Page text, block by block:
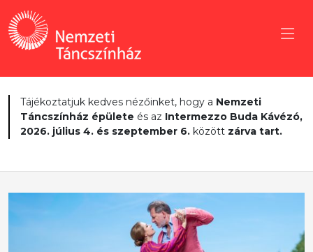
Tájékoztatjuk kedves nézőinket, hogy a Nemzeti
Táncszínház épülete és az Intermezzo Buda Kávézó,
2026. július 4. és szeptember 6. között zárva tart.